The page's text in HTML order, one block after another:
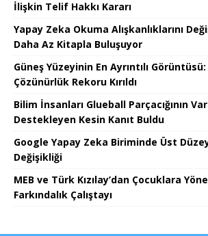
İlişkin Telif Hakkı Kararı
Yapay Zeka Okuma Alışkanlıklarını
Daha Az Kitapla Buluşuyor
Güneş Yüzeyinin En Ayrıntılı
Çözünürlük Rekoru Kırıldı
Bilim İnsanları Glueball Parçacığının
Destekleyen Kesin Kanıt Buldu
Google Yapay Zeka Biriminde Üst
Değişikliği
MEB ve Türk Kızılay’dan Çocuklara
Farkındalık Çalıştayı